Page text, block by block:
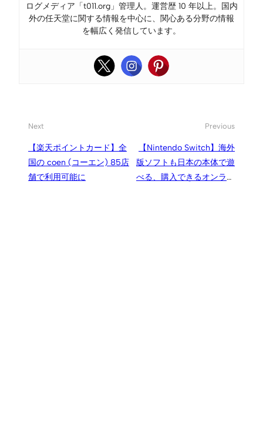
ログメディア「t011.org」管理人。運営歴 10 年以上。国内
外の任天堂に関する情報を中心に、関心ある分野の情報
を幅広く発信しています。
Next
【楽天ポイントカード】全
国の coen (コーエン) 85店
舗で利用可能に
Previous
【Nintendo Switch】海外
版ソフトも日本の本体で遊
べる、購入できるオンライ